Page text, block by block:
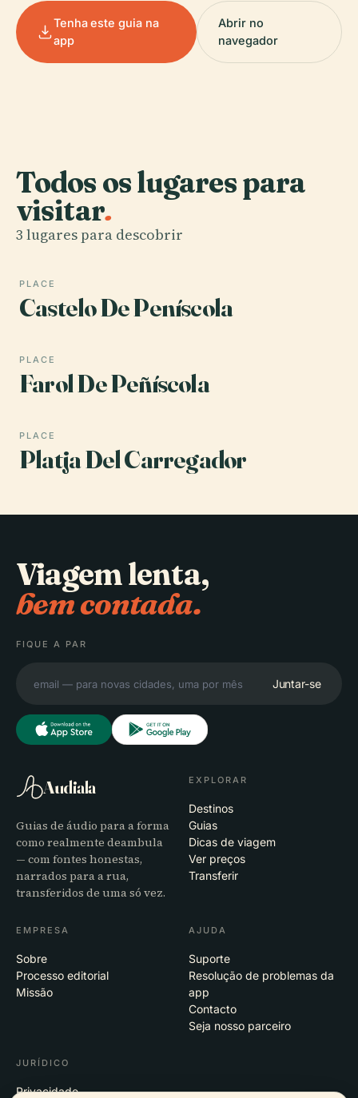
Tenha este guia na
app
Abrir no
navegador
Todos os lugares para
visitar.
3 lugares para descobrir
PLACE
Castelo De Peníscola
PLACE
Farol De Peñíscola
PLACE
Platja Del Carregador
Viagem lenta,
bem contada.
FIQUE A PAR
Juntar-se
Audiala
Guias de áudio para a forma
como realmente deambula
— com fontes honestas,
narrados para a rua,
transferidos de uma só vez.
EXPLORAR
Destinos
Guias
Dicas de viagem
Ver preços
Transferir
EMPRESA
Sobre
Processo editorial
Missão
AJUDA
Suporte
Resolução de problemas da
app
Contacto
Seja nosso parceiro
JURÍDICO
Privacidade